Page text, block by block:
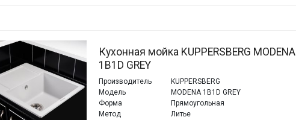
Кухонная мойка KUPPERSBERG MODENA
1B1D GREY
Производитель
KUPPERSBERG
Модель
MODENA 1B1D GREY
Форма
Прямоугольная
Метод
Литье